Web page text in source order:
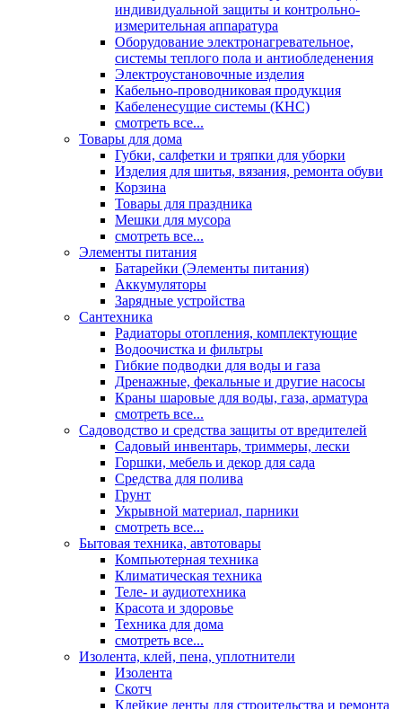
индивидуальной защиты и контрольно-
измерительная аппаратура
Оборудование электронагревательное,
системы теплого пола и антиобледенения
Электроустановочные изделия
Кабельно-проводниковая продукция
Кабеленесущие системы (КНС)
смотреть все...
Товары для дома
Губки, салфетки и тряпки для уборки
Изделия для шитья, вязания, ремонта обуви
Корзина
Товары для праздника
Мешки для мусора
смотреть все...
Элементы питания
Батарейки (Элементы питания)
Аккумуляторы
Зарядные устройства
Сантехника
Радиаторы отопления, комплектующие
Водоочистка и фильтры
Гибкие подводки для воды и газа
Дренажные, фекальные и другие насосы
Краны шаровые для воды, газа, арматура
смотреть все...
Садоводство и средства защиты от вредителей
Садовый инвентарь, триммеры, лески
Горшки, мебель и декор для сада
Средства для полива
Грунт
Укрывной материал, парники
смотреть все...
Бытовая техника, автотовары
Компьютерная техника
Климатическая техника
Теле- и аудиотехника
Красота и здоровье
Техника для дома
смотреть все...
Изолента, клей, пена, уплотнители
Изолента
Скотч
Клейкие ленты для строительства и ремонта